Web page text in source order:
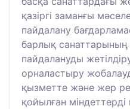
қазіргі заманғы
пайдалану
барлық
пайдалануды
орналастыру
қызметте және жер
қойылған міндеттерді